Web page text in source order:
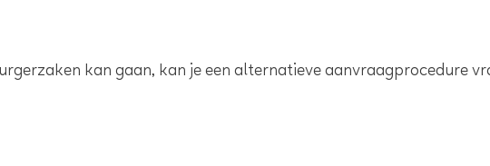
kan gaan, kan je een alternatieve aanvraagprocedure